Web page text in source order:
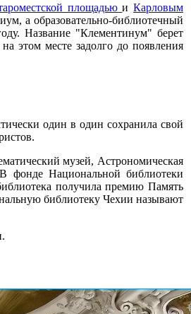
площадьюиКарловым
а образовательно-библиотечный
Название "Клементинум" берет
этом месте задолго до появления
один в один сохранила свой
музей, Астрономическая
фонде Национальной библиотеки
получила премию Память
библиотеку Чехии называют